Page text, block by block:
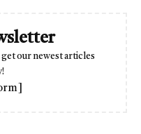
our newest articles